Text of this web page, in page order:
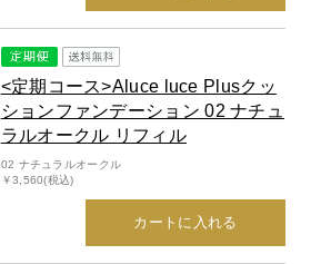
<定期コース>Aluce luce Plusクッ
ションファンデーション 02 ナチュ
ラルオークル リフィル
02 ナチュラルオークル
￥3,560(税込)
カートに入れる